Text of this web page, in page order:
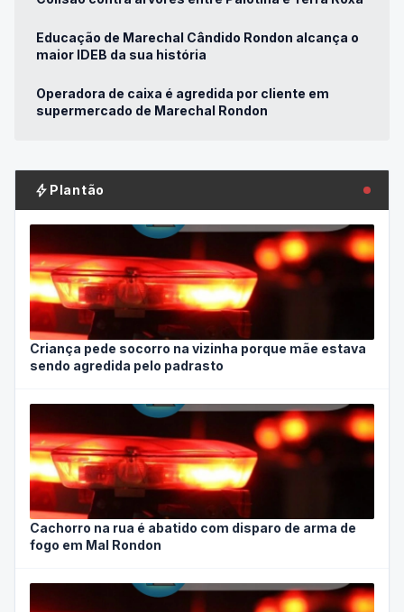
Educação de Marechal Cândido Rondon alcança o
maior IDEB da sua história
Operadora de caixa é agredida por cliente em
supermercado de Marechal Rondon
bolt Plantão
Criança pede socorro na vizinha porque mãe estava
sendo agredida pelo padrasto
Cachorro na rua é abatido com disparo de arma de
fogo em Mal Rondon